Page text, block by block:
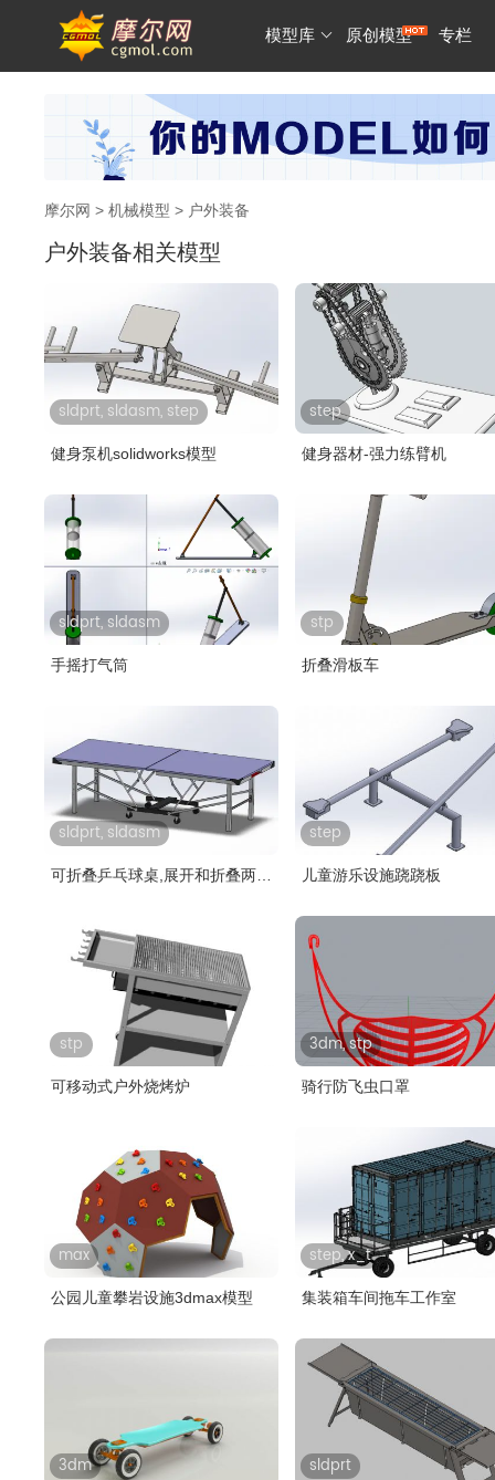
模型库 原创模型 专栏
摩尔网 > 机械模型 > 户外装备
户外装备相关模型
sldprt, sldasm, step
健身泵机solidworks模型
step
健身器材-强力练臂机
sldprt, sldasm
手摇打气筒
stp
折叠滑板车
sldprt, sldasm
可折叠乒乓球桌,展开和折叠两款
step
儿童游乐设施跷跷板
stp
可移动式户外烧烤炉
3dm, stp
骑行防飞虫口罩
max
公园儿童攀岩设施3dmax模型
step, x_t
集装箱车间拖车工作室
3dm sldprt